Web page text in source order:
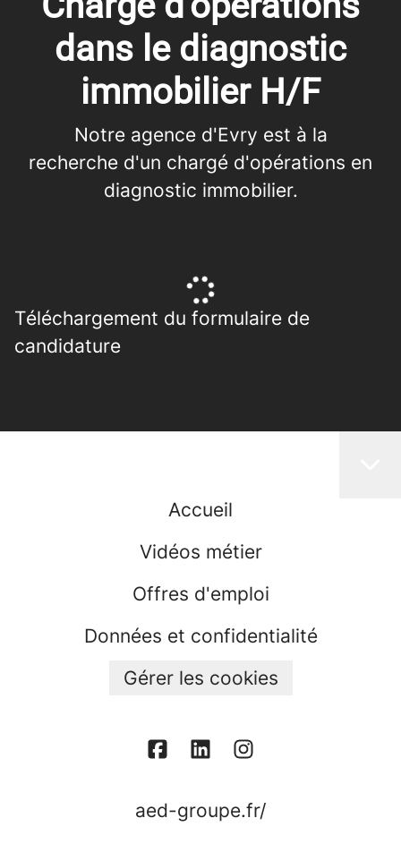
dans le diagnostic
immobilier H/F
Notre agence d'Evry est à la
recherche d'un chargé d'opérations en
diagnostic immobilier.
Téléchargement du formulaire de
candidature
Accueil
Vidéos métier
Offres d'emploi
Données et confidentialité
Gérer les cookies
aed-groupe.fr/